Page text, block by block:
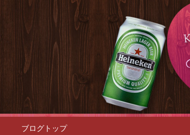
・大名のパ
ーアンプル
神・大名のダイニングカフェ「
ブログトップ